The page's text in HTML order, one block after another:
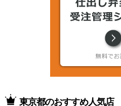
東京都のおすすめ人気店